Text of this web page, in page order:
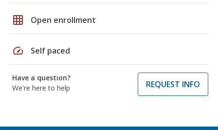
grid_on Open enrollment
speed Self paced
Have a question?
We're here to help
REQUEST INFO